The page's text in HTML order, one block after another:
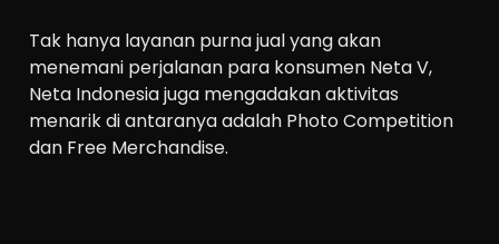
Tak hanya layanan purna jual yang akan
menemani perjalanan para konsumen Neta V,
Neta Indonesia juga mengadakan aktivitas
menarik di antaranya adalah Photo Competition
dan Free Merchandise.